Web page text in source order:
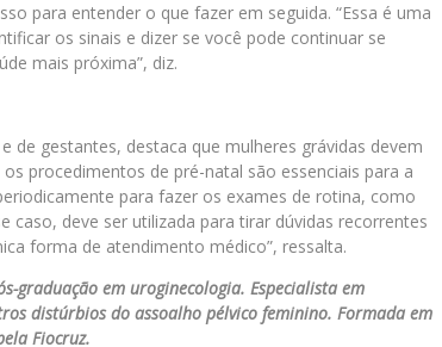
para entender o que fazer em seguida. “Essa é uma
os sinais e dizer se você pode continuar se
mais próxima”, diz.
de gestantes, destaca que mulheres grávidas devem
procedimentos de pré-natal são essenciais para a
para fazer os exames de rotina, como
caso, deve ser utilizada para tirar dúvidas recorrentes
forma de atendimento médico”, ressalta.
graduação em uroginecologia. Especialista em
distúrbios do assoalho pélvico feminino. Formada em
Fiocruz.